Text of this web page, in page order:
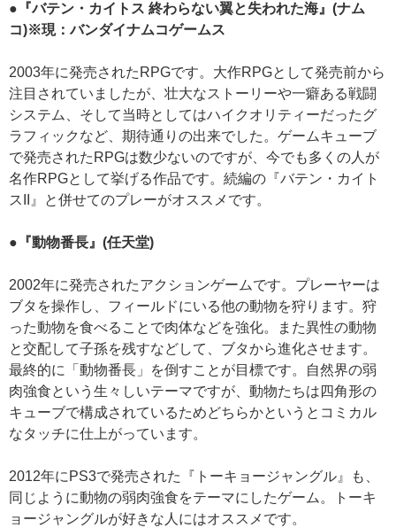
●『バテン・カイトス 終わらない翼と失われた海』(ナム
コ)※現：バンダイナムコゲームス
2003年に発売されたRPGです。大作RPGとして発売前から
注目されていましたが、壮大なストーリーや一癖ある戦闘
システム、そして当時としてはハイクオリティーだったグ
ラフィックなど、期待通りの出来でした。ゲームキューブ
で発売されたRPGは数少ないのですが、今でも多くの人が
名作RPGとして挙げる作品です。続編の『バテン・カイト
スII』と併せてのプレーがオススメです。
●『動物番長』(任天堂)
2002年に発売されたアクションゲームです。プレーヤーは
ブタを操作し、フィールドにいる他の動物を狩ります。狩
った動物を食べることで肉体などを強化。また異性の動物
と交配して子孫を残すなどして、ブタから進化させます。
最終的に「動物番長」を倒すことが目標です。自然界の弱
肉強食という生々しいテーマですが、動物たちは四角形の
キューブで構成されているためどちらかというとコミカル
なタッチに仕上がっています。
2012年にPS3で発売された『トーキョージャングル』も、
同じように動物の弱肉強食をテーマにしたゲーム。トーキ
ョージャングルが好きな人にはオススメです。